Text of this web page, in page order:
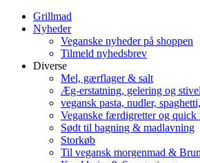
Grillmad
Nyheder
Veganske nyheder på shoppen
Tilmeld nyhedsbrev
Diverse
Mel, gærflager & salt
Æg-erstatning, gelering og
vegansk pasta, nudler,
Veganske færdigretter og
Sødt til bagning & madlavning
Storkøb
Til vegansk morgenmad &